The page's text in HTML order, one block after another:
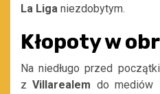
La Liga niezdobytym.
Kłopoty w
Na niedługo przed
zVillarealem do mediów